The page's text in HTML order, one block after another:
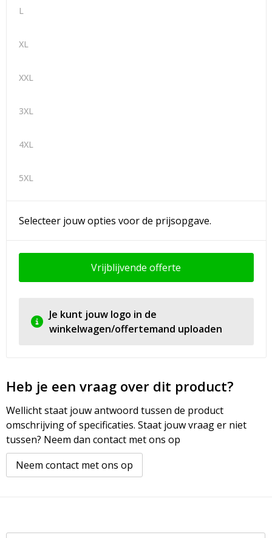
L
XL
XXL
3XL
4XL
5XL
Selecteer jouw opties voor de prijsopgave.
Vrijblijvende offerte
Je kunt jouw logo in de
winkelwagen/offertemand uploaden
Heb je een vraag over dit product?
Wellicht staat jouw antwoord tussen de product
omschrijving of specificaties. Staat jouw vraag er niet
tussen? Neem dan contact met ons op
Neem contact met ons op